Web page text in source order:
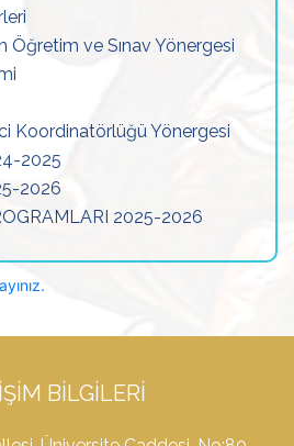
Öğretim ve Sınav Yönergesi
Koordinatörlüğü Yönergesi
2025
2026
2025-2026
BILGILERI